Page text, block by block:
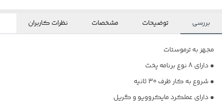
بررسی توضیحات مشخصات نظرات کاربران
مجهز به ترموستات
• دارای 8 نوع برنامه پخت
• شروع به کار ظرف 30 ثانیه
• دارای عملکرد مایکروویو و گریل